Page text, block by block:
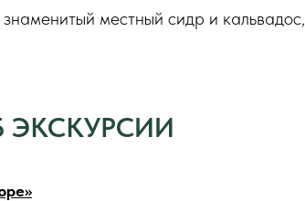
местный сидр и кальвадос,